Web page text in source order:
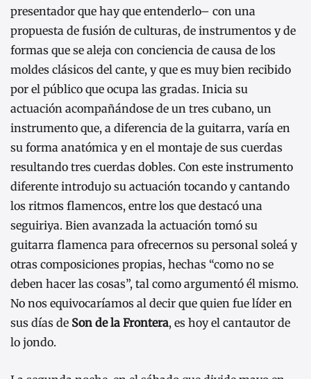
presentador que hay que entenderlo– con una
propuesta de fusión de culturas, de instrumentos y de
formas que se aleja con conciencia de causa de los
moldes clásicos del cante, y que es muy bien recibido
por el público que ocupa las gradas. Inicia su
actuación acompañándose de un tres cubano, un
instrumento que, a diferencia de la guitarra, varía en
su forma anatómica y en el montaje de sus cuerdas
resultando tres cuerdas dobles. Con este instrumento
diferente introdujo su actuación tocando y cantando
los ritmos flamencos, entre los que destacó una
seguiriya. Bien avanzada la actuación tomó su
guitarra flamenca para ofrecernos su personal soleá y
otras composiciones propias, hechas “como no se
deben hacer las cosas”, tal como argumentó él mismo.
No nos equivocaríamos al decir que quien fue líder en
sus días de Son de la Frontera, es hoy el cantautor de
lo jondo.